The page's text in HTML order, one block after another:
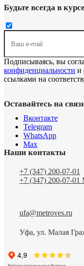
Будьте всегда в
Подписываясь, вы
конфиденциальности и
ссылками на
Оставайтесь на
Вконтакте
Telegram
WhatsApp
Max
Наши контакты
+7 (347) 200-07-01
+7 (347) 200-07-01
ufa@metroves.ru
Уфа, ул. Малая